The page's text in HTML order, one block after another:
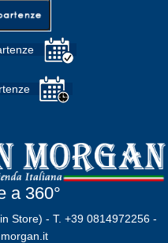
a 360°
Store) - T. +39 0814972256 -